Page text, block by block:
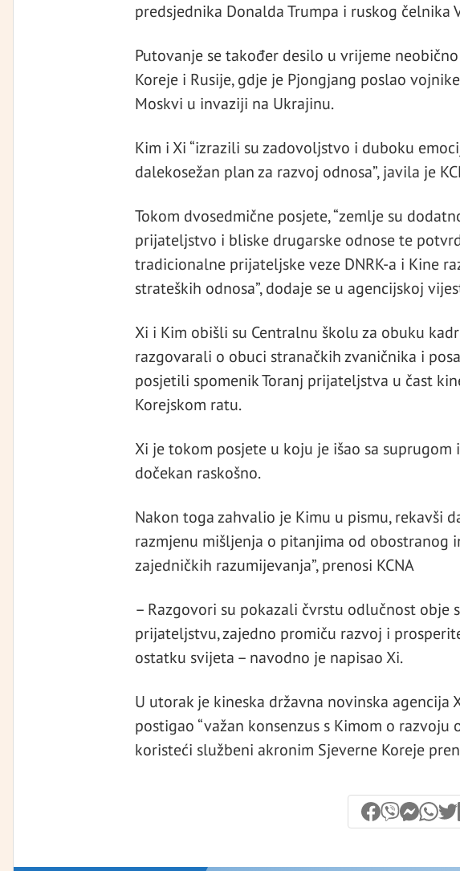
predsjednika Donalda Trumpa i ruskog čelnika
Putovanje se također desilo u vrijeme
Koreje i Rusije, gdje je Pjongjang poslao
Moskvi u invaziji na Ukrajinu.
Kim i Xi “izrazili su zadovoljstvo i duboku
dalekosežan plan za razvoj odnosa”, javila je
Tokom dvosedmične posjete, “zemlje su
prijateljstvo i bliske drugarske odnose te
tradicionalne prijateljske veze DNRK-a i Kine
strateških odnosa”, dodaje se u agencijskoj
Xi i Kim obišli su Centralnu školu za obuku
razgovarali o obuci stranačkih zvaničnika i
posjetili spomenik Toranj prijateljstva u čast
Korejskom ratu.
Xi je tokom posjete u koju je išao sa
dočekan raskošno.
Nakon toga zahvalio je Kimu u pismu, rekavši
razmjenu mišljenja o pitanjima od obostranog
zajedničkih razumijevanja”, prenosi KCNA
– Razgovori su pokazali čvrstu odlučnost
prijateljstvu, zajedno promiču razvoj i
ostatku svijeta – navodno je napisao Xi.
U utorak je kineska državna novinska agencija
postigao “važan konsenzus s Kimom o razvoju
koristeći službeni akronim Sjeverne Koreje